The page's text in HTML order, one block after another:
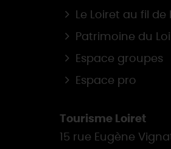
Le Loiret au fil de
Patrimoine du
Espace groupes
Espace pro
Tourisme Loiret
15 rue Eugène